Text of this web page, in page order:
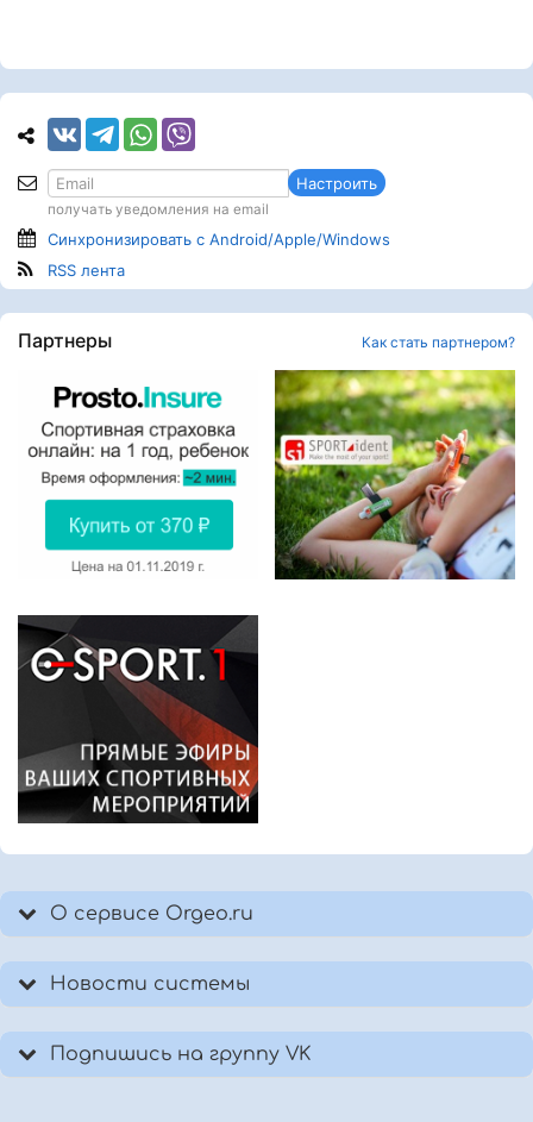
Настроить
получать уведомления на email
Синхронизировать с Android/Apple/Windows
RSS лента
Партнеры Как стать партнером?
О сервисе Orgeo.ru
Новости системы
Подпишись на группу VK